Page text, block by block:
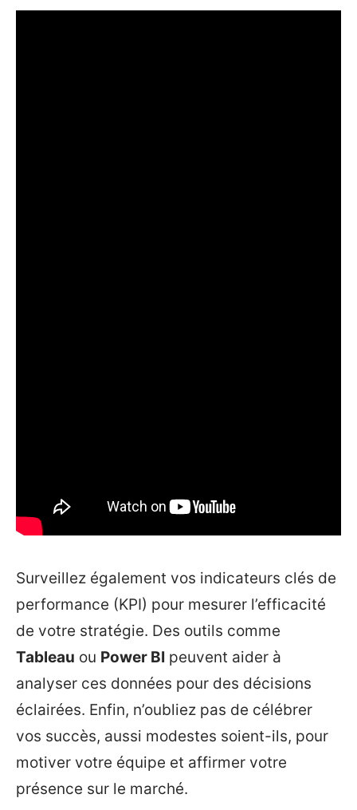
Surveillez également vos indicateurs clés de
performance (KPI) pour mesurer l’efficacité
de votre stratégie. Des outils comme
Tableau ou Power BI peuvent aider à
analyser ces données pour des décisions
éclairées. Enfin, n’oubliez pas de célébrer
vos succès, aussi modestes soient-ils, pour
motiver votre équipe et affirmer votre
présence sur le marché.